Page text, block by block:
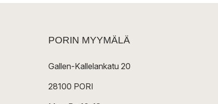
PORIN MYYMÄLÄ
Gallen-Kallelankatu 20
28100 PORI